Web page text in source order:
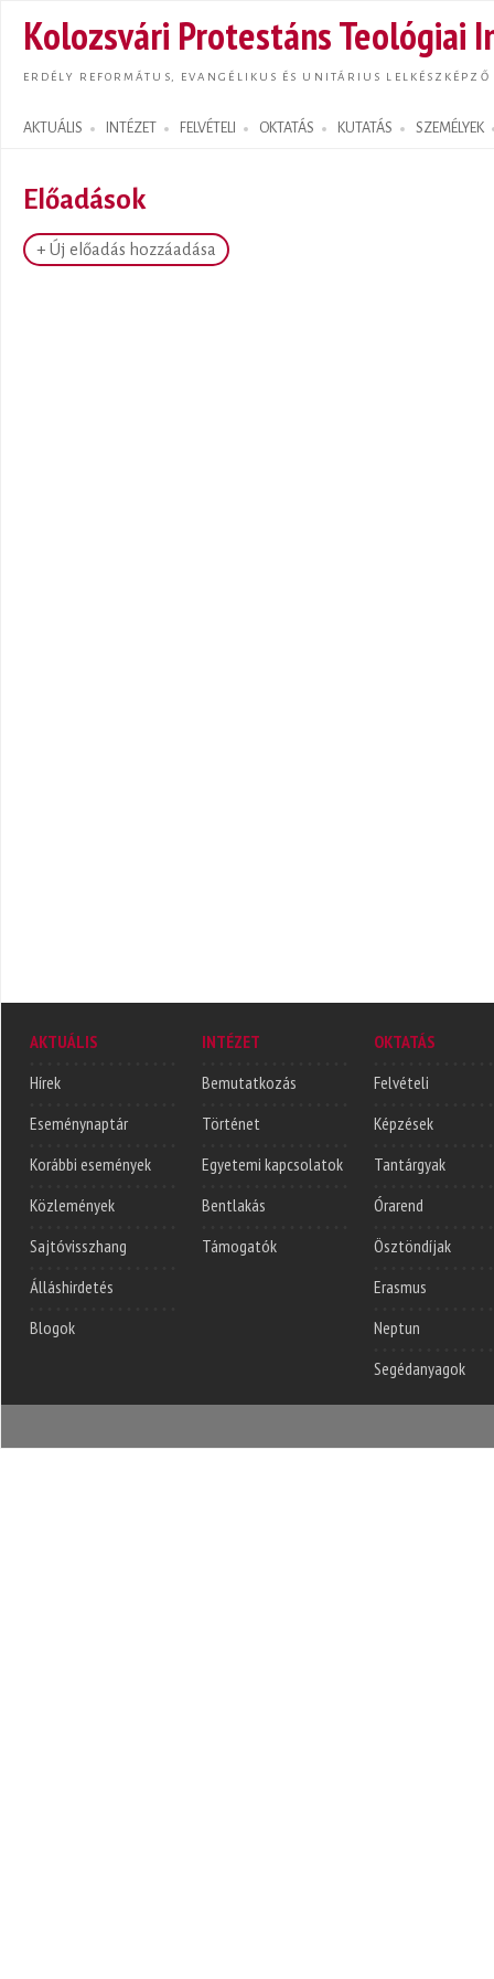
Kolozsvári Protestáns Teológiai
ERDÉLY REFORMÁTUS, EVANGÉLIKUS ÉS UNITÁRIUS LELKÉSZKÉPZŐ
AKTUÁLIS INTÉZET FELVÉTELI OKTATÁS KUTATÁS SZEMÉLYEK
Search form
Előadások
+ Új előadás hozzáadása
AKTUÁLIS
Hírek
Eseménynaptár
Korábbi események
Közlemények
Sajtóvisszhang
Álláshirdetés
Blogok
INTÉZET
Bemutatkozás
Történet
Egyetemi kapcsolatok
Bentlakás
Támogatók
OKTATÁS
Felvételi
Képzések
Tantárgyak
Órarend
Ösztöndíjak
Erasmus
Neptun
Segédanyagok